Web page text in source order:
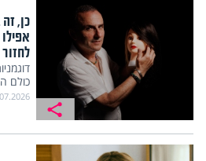
כן,
כולם